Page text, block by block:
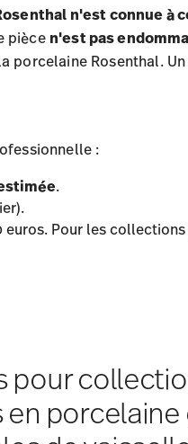
n'est connue à
pièce n'est pas
porcelaine Rosenthal.
:
.
Pour les
pour
en porcelaine